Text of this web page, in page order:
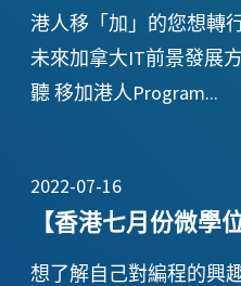
港人移「加」的您想轉
未來加拿大IT前景發展
聽 移加港人Program...
【香港七月份微學
2022-07-16
想了解自己對編程的興